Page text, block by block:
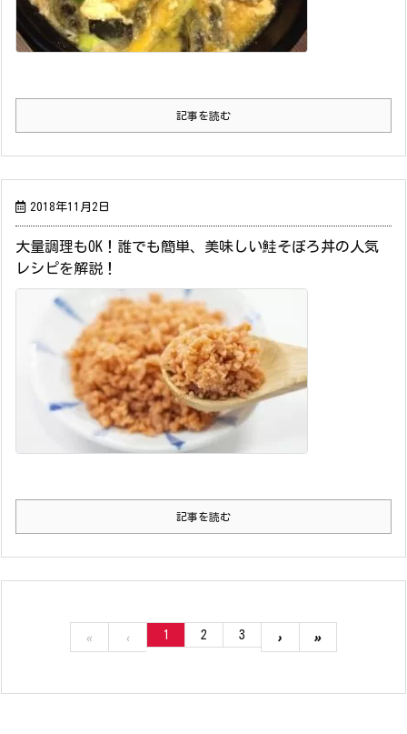
記事を読む
2018年11月2日
大量調理もOK！誰でも簡単、美味しい鮭そぼろ丼の人気
レシピを解説！
記事を読む
« ‹ 1 2 3 › »